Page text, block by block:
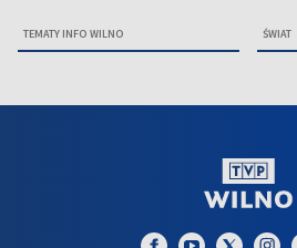
TEMATY INFO WILNO ŚWIAT